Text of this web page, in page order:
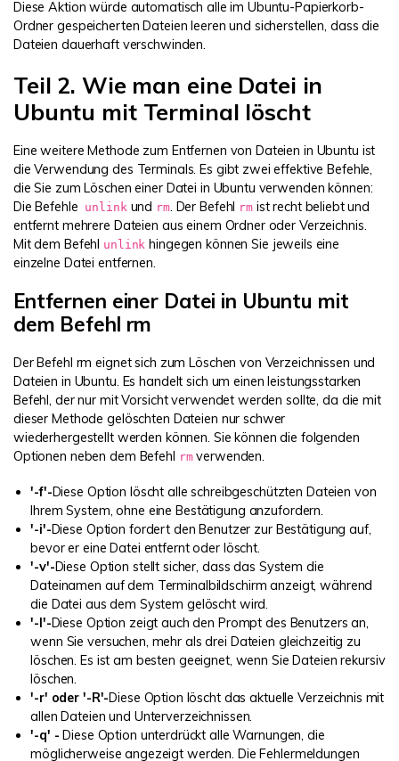
Diese Aktion würde automatisch alle im Ubuntu-Papierkorb-
Ordner gespeicherten Dateien leeren und sicherstellen, dass die
Dateien dauerhaft verschwinden.
Teil 2. Wie man eine Datei in
Ubuntu mit Terminal löscht
Eine weitere Methode zum Entfernen von Dateien in Ubuntu ist
die Verwendung des Terminals. Es gibt zwei effektive Befehle,
die Sie zum Löschen einer Datei in Ubuntu verwenden können:
Die Befehle unlinkund rm. Der Befehl rmist recht beliebt und
entfernt mehrere Dateien aus einem Ordner oder Verzeichnis.
Mit dem Befehl unlink hingegen können Sie jeweils eine
einzelne Datei entfernen.
Entfernen einer Datei in Ubuntu mit
dem Befehl rm
Der Befehl rm eignet sich zum Löschen von Verzeichnissen und
Dateien in Ubuntu. Es handelt sich um einen leistungsstarken
Befehl, der nur mit Vorsicht verwendet werden sollte, da die mit
dieser Methode gelöschten Dateien nur schwer
wiederhergestellt werden können. Sie können die folgenden
Optionen neben dem Befehl rmverwenden.
'-f'-Diese Option löscht alle schreibgeschützten Dateien von
Ihrem System, ohne eine Bestätigung anzufordern.
'-i'-Diese Option fordert den Benutzer zur Bestätigung auf,
bevor er eine Datei entfernt oder löscht.
'-v'-Diese Option stellt sicher, dass das System die
Dateinamen auf dem Terminalbildschirm anzeigt, während
die Datei aus dem System gelöscht wird.
'-I'-Diese Option zeigt auch den Prompt des Benutzers an,
wenn Sie versuchen, mehr als drei Dateien gleichzeitig zu
löschen. Es ist am besten geeignet, wenn Sie Dateien rekursiv
löschen.
'-r' oder '-R'-Diese Option löscht das aktuelle Verzeichnis mit
allen Dateien und Unterverzeichnissen.
'-q' -Diese Option unterdrückt alle Warnungen, die
möglicherweise angezeigt werden. Die Fehlermeldungen